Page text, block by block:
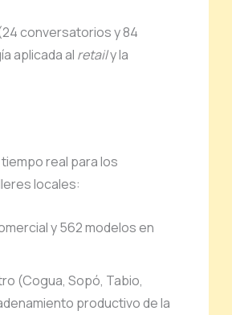
conversatorios y 84
aplicada al retaily la
real para los
locales:
y 562 modelos en
(Cogua, Sopó, Tabio,
productivo de la